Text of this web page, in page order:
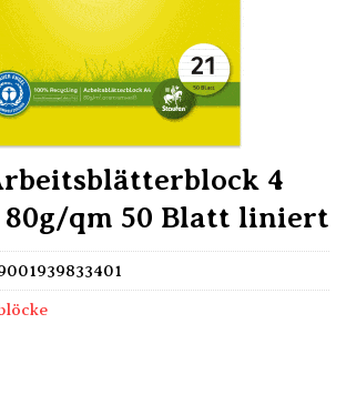
4
80g/qm 50 Blatt liniert